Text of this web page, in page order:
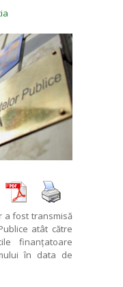
a fost transmisă
atât către
finanțatoare
în data de